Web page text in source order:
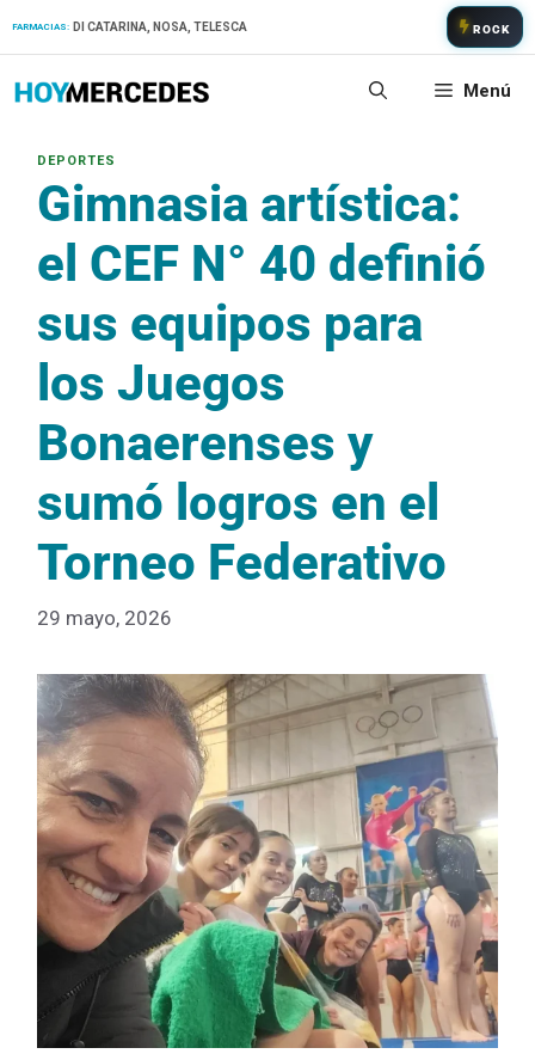
FARMACIAS: DI CATARINA, NOSA, TELESCA ROCK
Menú
Gimnasia artística:
el CEF N° 40 definió
sus equipos para
los Juegos
Bonaerenses y
sumó logros en el
Torneo Federativo
29 mayo, 2026